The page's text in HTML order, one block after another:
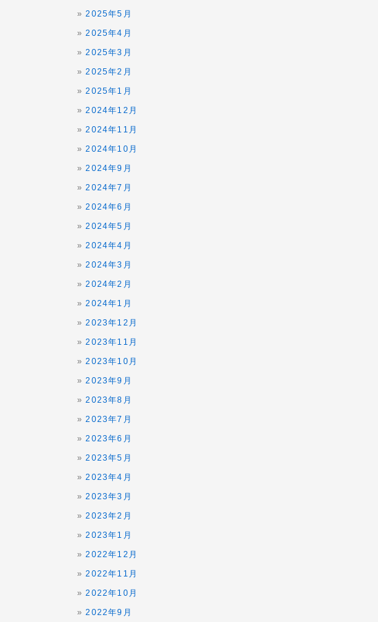
2025年5月
2025年4月
2025年3月
2025年2月
2025年1月
2024年12月
2024年11月
2024年10月
2024年9月
2024年7月
2024年6月
2024年5月
2024年4月
2024年3月
2024年2月
2024年1月
2023年12月
2023年11月
2023年10月
2023年9月
2023年8月
2023年7月
2023年6月
2023年5月
2023年4月
2023年3月
2023年2月
2023年1月
2022年12月
2022年11月
2022年10月
2022年9月